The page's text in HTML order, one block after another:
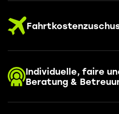
Individuelle, faire
Beratung &